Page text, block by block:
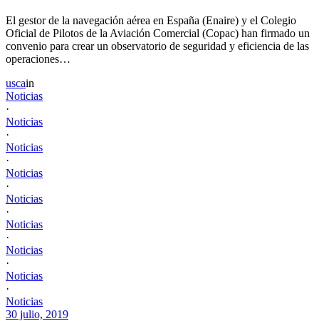
El gestor de la navegación aérea en España (Enaire) y el Colegio
Oficial de Pilotos de la Aviación Comercial (Copac) han firmado un
convenio para crear un observatorio de seguridad y eficiencia de las
operaciones…
uscain
Noticias
·
Noticias
·
Noticias
·
Noticias
·
Noticias
·
Noticias
·
Noticias
·
Noticias
·
Noticias
30 julio, 2019